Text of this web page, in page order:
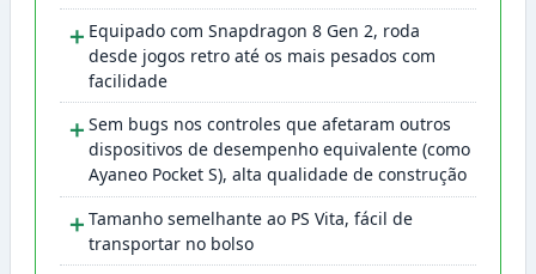
＋ Equipado com Snapdragon 8 Gen 2, roda
desde jogos retro até os mais pesados com
facilidade
＋ Sem bugs nos controles que afetaram outros
dispositivos de desempenho equivalente (como
Ayaneo Pocket S), alta qualidade de construção
＋ Tamanho semelhante ao PS Vita, fácil de
transportar no bolso